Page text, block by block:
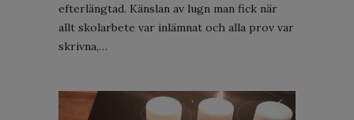
efterlängtad. Känslan av lugn man fick när
allt skolarbete var inlämnat och alla prov var
skrivna,…